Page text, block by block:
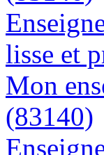
lisse et
Mon
(83140)